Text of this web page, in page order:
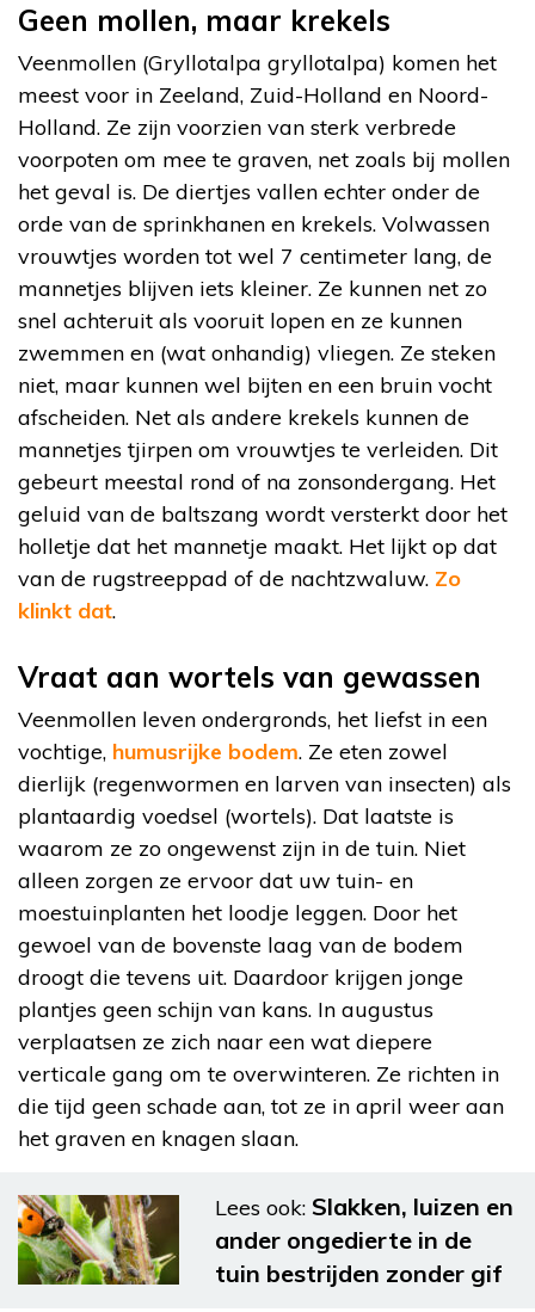
Geen mollen, maar krekels
Veenmollen (Gryllotalpa gryllotalpa) komen het
meest voor in Zeeland, Zuid-Holland en Noord-
Holland. Ze zijn voorzien van sterk verbrede
voorpoten om mee te graven, net zoals bij mollen
het geval is. De diertjes vallen echter onder de
orde van de sprinkhanen en krekels. Volwassen
vrouwtjes worden tot wel 7 centimeter lang, de
mannetjes blijven iets kleiner. Ze kunnen net zo
snel achteruit als vooruit lopen en ze kunnen
zwemmen en (wat onhandig) vliegen. Ze steken
niet, maar kunnen wel bijten en een bruin vocht
afscheiden. Net als andere krekels kunnen de
mannetjes tjirpen om vrouwtjes te verleiden. Dit
gebeurt meestal rond of na zonsondergang. Het
geluid van de baltszang wordt versterkt door het
holletje dat het mannetje maakt. Het lijkt op dat
van de rugstreeppad of de nachtzwaluw. Zo
klinkt dat.
Vraat aan wortels van gewassen
Veenmollen leven ondergronds, het liefst in een
vochtige, humusrijke bodem. Ze eten zowel
dierlijk (regenwormen en larven van insecten) als
plantaardig voedsel (wortels). Dat laatste is
waarom ze zo ongewenst zijn in de tuin. Niet
alleen zorgen ze ervoor dat uw tuin- en
moestuinplanten het loodje leggen. Door het
gewoel van de bovenste laag van de bodem
droogt die tevens uit. Daardoor krijgen jonge
plantjes geen schijn van kans. In augustus
verplaatsen ze zich naar een wat diepere
verticale gang om te overwinteren. Ze richten in
die tijd geen schade aan, tot ze in april weer aan
het graven en knagen slaan.
Lees ook: Slakken, luizen en
ander ongedierte in de
tuin bestrijden zonder gif